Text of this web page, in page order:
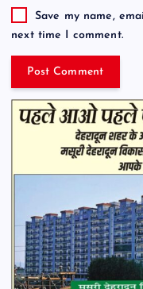
Save my name,
next time I comment.